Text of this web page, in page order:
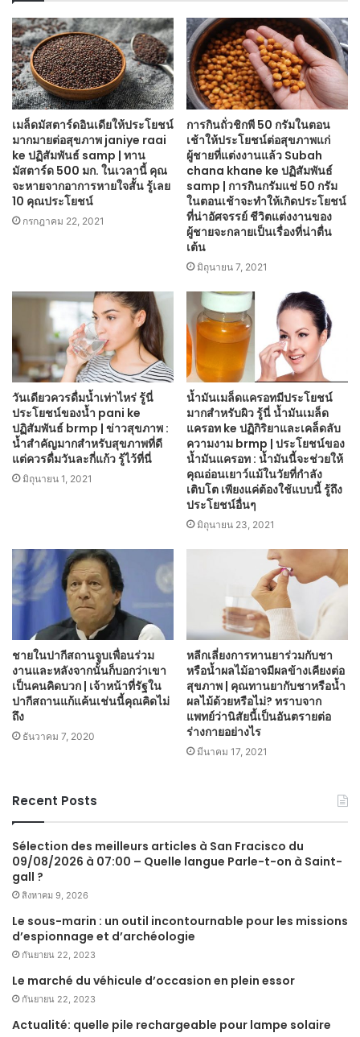
เมล็ดมัสตาร์ดอินเดียให้ประโยชน์
มากมายต่อสุขภาพ janiye raai
ke ปฏิสัมพันธ์ samp | ทาน
มัสตาร์ด 500 มก. ในเวลานี้ คุณ
จะหายจากอาการหายใจสั้น รู้เลย
10 คุณประโยชน์
กรกฎาคม 22, 2021
การกินถั่วชิกพี 50 กรัมในตอน
เช้าให้ประโยชน์ต่อสุขภาพแก่
ผู้ชายที่แต่งงานแล้ว Subah
chana khane ke ปฏิสัมพันธ์
samp | การกินกรัมแช่ 50 กรัม
ในตอนเช้าจะทำให้เกิดประโยชน์
ที่น่าอัศจรรย์ ชีวิตแต่งงานของ
ผู้ชายจะกลายเป็นเรื่องที่น่าตื่น
เต้น
มิถุนายน 7, 2021
วันเดียวควรดื่มน้ำเท่าไหร่ รู้นี่
ประโยชน์ของน้ำ pani ke
ปฏิสัมพันธ์ brmp | ข่าวสุขภาพ :
น้ำสำคัญมากสำหรับสุขภาพที่ดี
แต่ควรดื่มวันละกี่แก้ว รู้ไว้ที่นี่
มิถุนายน 1, 2021
น้ำมันเมล็ดแครอทมีประโยชน์
มากสำหรับผิว รู้นี่ น้ำมันเมล็ด
แครอท ke ปฏิกิริยาและเคล็ดลับ
ความงาม brmp | ประโยชน์ของ
น้ำมันแครอท : น้ำมันนี้จะช่วยให้
คุณอ่อนเยาว์แม้ในวัยที่กำลัง
เติบโต เพียงแค่ต้องใช้แบบนี้ รู้ถึง
ประโยชน์อื่นๆ
มิถุนายน 23, 2021
ชายในปากีสถานจูบเพื่อนร่วม
งานและหลังจากนั้นก็บอกว่าเขา
เป็นคนคิดบวก | เจ้าหน้าที่รัฐใน
ปากีสถานแก้แค้นเช่นนี้คุณคิดไม่
ถึง
ธันวาคม 7, 2020
หลีกเลี่ยงการทานยาร่วมกับชา
หรือน้ำผลไม้อาจมีผลข้างเคียงต่อ
สุขภาพ | คุณทานยากับชาหรือน้ำ
ผลไม้ด้วยหรือไม่? ทราบจาก
แพทย์ว่านิสัยนี้เป็นอันตรายต่อ
ร่างกายอย่างไร
มีนาคม 17, 2021
Recent Posts
Sélection des meilleurs articles à San Fracisco du
09/08/2026 à 07:00 – Quelle langue Parle-t-on à Saint-
gall ?
สิงหาคม 9, 2026
Le sous-marin : un outil incontournable pour les missions
d’espionnage et d’archéologie
กันยายน 22, 2023
Le marché du véhicule d’occasion en plein essor
กันยายน 22, 2023
Actualité: quelle pile rechargeable pour lampe solaire